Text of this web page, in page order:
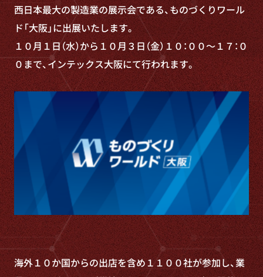
西日本最大の製造業の展示会である、ものづくりワール
ド「大阪」に出展いたします。
１０月１日（水）から１０月３日（金）１０：００～１７：０
０まで、インテックス大阪にて行われます。
海外１０か国からの出店を含め１１００社が参加し、業